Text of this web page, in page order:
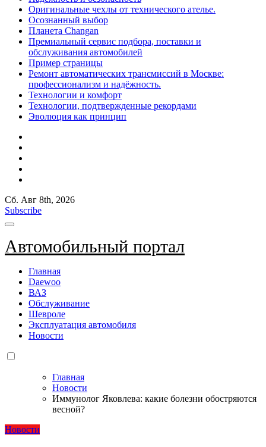
Оригинальные чехлы от технического ателье.
Осознанный выбор
Планета Changan
Премиальный сервис подбора, поставки и
обслуживания автомобилей
Пример страницы
Ремонт автоматических трансмиссий в Москве:
профессионализм и надёжность.
Технологии и комфорт
Технологии, подтвержденные рекордами
Эволюция как принцип
Сб. Авг 8th, 2026
Subscribe
Автомобильный портал
Главная
Daewoo
ВАЗ
Обслуживание
Шевроле
Эксплуатация автомобиля
Новости
Главная
Новости
Иммунолог Яковлева: какие болезни обостряются
весной?
Новости